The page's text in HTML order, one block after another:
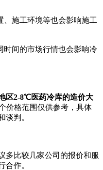
施工环境等也会影响施工
间的市场行情也会影响冷
区2-8℃医药冷库的造价大
价格范围仅供参考，具体
谈判。
多比较几家公司的报价和服
合作。